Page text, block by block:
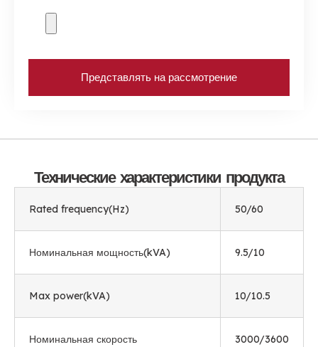
Представлять на рассмотрение
Технические характеристики продукта
Rated frequency(Hz) 50/60
Номинальная мощность(kVA) 9.5/10
Max power(kVA) 10/10.5
Номинальная скорость
3000/3600